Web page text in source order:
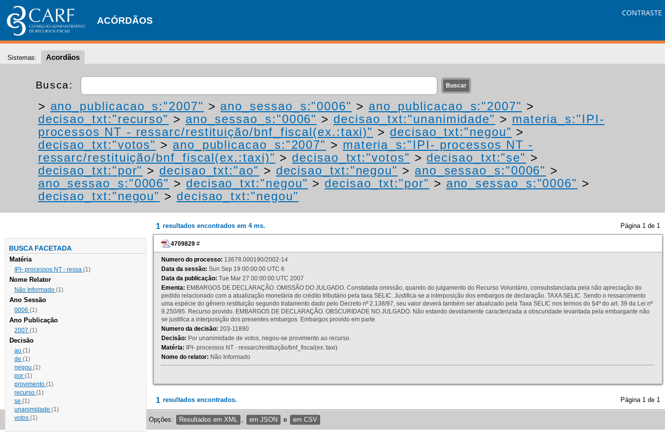
ACÓRDÃOS
CONTRASTE
Sistemas: Acordãos
Busca:
> ano_publicacao_s:"2007" > ano_sessao_s:"0006" > ano_publicacao_s:"2007" >
decisao_txt:"recurso" > ano_sessao_s:"0006" > decisao_txt:"unanimidade" > materia_s:"IPI-
processos NT - ressarc/restituição/bnf_fiscal(ex.:taxi)" > decisao_txt:"negou" >
decisao_txt:"votos" > ano_publicacao_s:"2007" > materia_s:"IPI- processos NT -
ressarc/restituição/bnf_fiscal(ex.:taxi)" > decisao_txt:"votos" > decisao_txt:"se" >
decisao_txt:"por" > decisao_txt:"ao" > decisao_txt:"negou" > ano_sessao_s:"0006" >
ano_sessao_s:"0006" > decisao_txt:"negou" > decisao_txt:"por" > ano_sessao_s:"0006" >
decisao_txt:"negou" > decisao_txt:"negou"
BUSCA FACETADA
Matéria
IPI- processos NT - ressa (1)
Nome Relator
Não Informado (1)
Ano Sessão
0006 (1)
Ano Publicação
2007 (1)
Decisão
ao (1)
de (1)
negou (1)
por (1)
provimento (1)
recurso (1)
se (1)
unanimidade (1)
votos (1)
1 resultados encontrados em 4 ms. Página 1 de 1
4709829 #
Numero do processo: 13678.000190/2002-14
Data da sessão: Sun Sep 19 00:00:00 UTC 6
Data da publicação: Tue Mar 27 00:00:00 UTC 2007
Ementa: EMBARGOS DE DECLARAÇÃO. OMISSÃO DO JULGADO. Constatada omissão, quando do julgamento do Recurso Voluntário, consubstanciada pela não apreciação do
pedido relacionado com a atualização monetária do crédito tributário pela taxa SELIC. Justifica-se a interposição dos embargos de declaração. TAXA SELIC. Sendo o ressarcimento
uma espécie do gênero restituição segundo tratamento dado pelo Decreto nº 2.138/97, seu valor deverá também ser atualizado pela Taxa SELIC nos termos do §4º do art. 39 da Lei nº
9.250/95. Recurso provido. EMBARGOS DE DECLARAÇÃO. OBSCURIDADE NO JULGADO. Não estando devidamente caracterizada a obscuridade levantada pela embargante não
se justifica a interposição dos presentes embargos. Embargos provido em parte.
Numero da decisão: 203-11890
Decisão: Por unanimidade de votos, negou-se provimento ao recurso.
Matéria: IPI- processos NT - ressarc/restituição/bnf_fiscal(ex.:taxi)
Nome do relator: Não Informado
1 resultados encontrados. Página 1 de 1
Opções: Resultados em XML em JSON e em CSV